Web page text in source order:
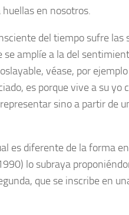
en nosotros.
del tiempo sufre las
amplíe a la del
véase, por
es porque vive a su yo
sino a partir de
es diferente de la forma
lo subraya
que se inscribe en